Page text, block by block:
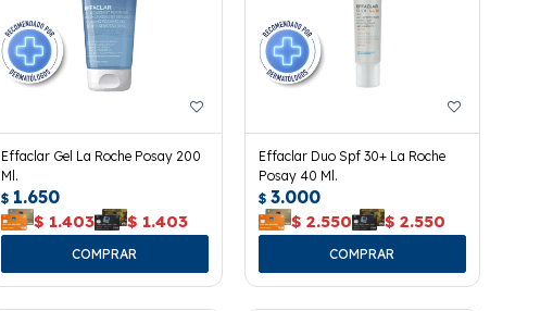
Effaclar Gel La Roche Posay 200
Ml.
$ 1.650
$ 1.403 $ 1.403
Effaclar Duo Spf 30+ La Roche
Posay 40 Ml.
$ 3.000
$ 2.550 $ 2.550